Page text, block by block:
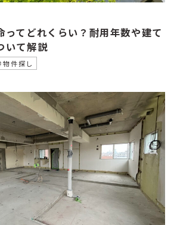
ってどれくらい？耐用年数や建て
いて解説
物件探し